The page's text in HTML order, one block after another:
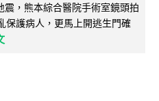
，熊本綜合醫院手術室鏡頭拍
保護病人，更馬上開逃生門確